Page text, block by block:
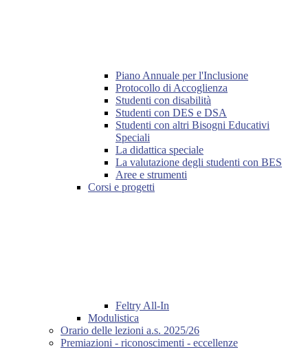
Piano Annuale per l'Inclusione
Protocollo di Accoglienza
Studenti con disabilità
Studenti con DES e DSA
Studenti con altri Bisogni Educativi
Speciali
La didattica speciale
La valutazione degli studenti con BES
Aree e strumenti
Corsi e progetti
Feltry All-In
Modulistica
Orario delle lezioni a.s. 2025/26
Premiazioni - riconoscimenti - eccellenze